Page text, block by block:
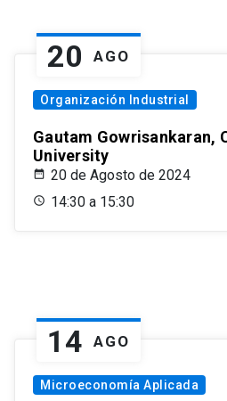
20 AGO
Organización Industrial
Gautam Gowrisankaran,
University
20 de Agosto de 2024
14:30 a 15:30
14 AGO
Microeconomía Aplicada